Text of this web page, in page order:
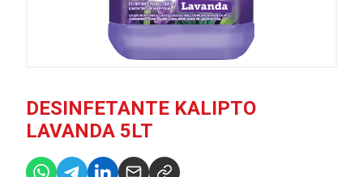
DESINFETANTE KALIPTO
LAVANDA 5LT